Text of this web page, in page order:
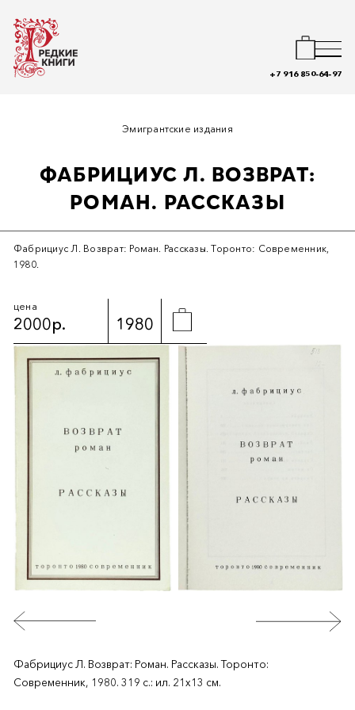
+7 916 850-64-97
Эмигрантские издания
ФАБРИЦИУС Л. ВОЗВРАТ:
РОМАН. РАССКАЗЫ
Фабрициус Л. Возврат: Роман. Рассказы. Торонто: Современник,
1980.
цена
2000р. 1980
Фабрициус Л. Возврат: Роман. Рассказы. Торонто:
Современник, 1980. 319 с.: ил. 21х13 см.